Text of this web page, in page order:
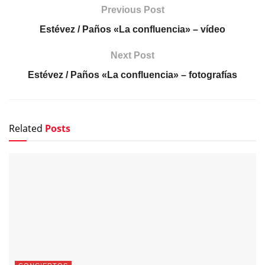
Previous Post
Estévez / Paños «La confluencia» – vídeo
Next Post
Estévez / Paños «La confluencia» – fotografías
Related Posts